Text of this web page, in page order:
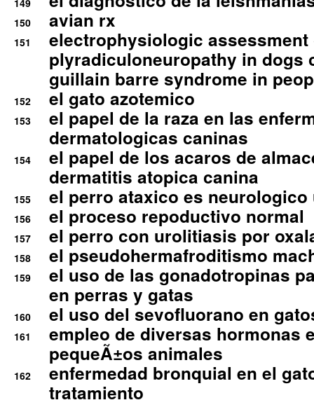
149
150 avian rx
151
electrophysiologic assessment
plyradiculoneuropathy in dogs
guillain barre syndrome in
152 el gato azotemico
153
el papel de la raza en las
dermatologicas caninas
154
el papel de los acaros de
dermatitis atopica canina
155 el perro ataxico es
156 el proceso repoductivo normal
157 el perro con urolitiasis por
158 el pseudohermafroditismo
159
el uso de las gonadotropinas
en perras y gatas
160 el uso del sevofluorano en
161
empleo de diversas hormonas
pequeÃ±os animales
162
enfermedad bronquial en el
tratamiento